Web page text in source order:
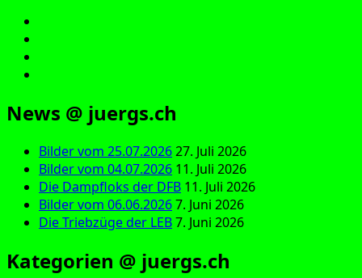
News @ juergs.ch
Bilder vom 25.07.202627. Juli 2026
Bilder vom 04.07.2026 11. Juli 2026
Die Dampfloks der DFB 11. Juli 2026
Bilder vom 06.06.20267. Juni 2026
Die Triebzüge der LEB7. Juni 2026
Kategorien @ juergs.ch